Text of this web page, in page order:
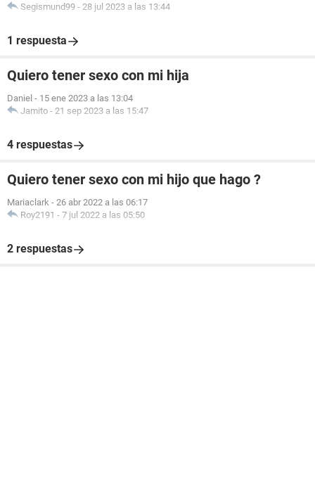
Segismund99 - 28 jul 2023 a las 13:44
1 respuesta
Quiero tener sexo con mi hija
Daniel - 15 ene 2023 a las 13:04
Jamito - 21 sep 2023 a las 15:47
4 respuestas
Quiero tener sexo con mi hijo que hago ?
Mariaclark - 26 abr 2022 a las 06:17
Roy2191 - 7 jul 2022 a las 05:50
2 respuestas